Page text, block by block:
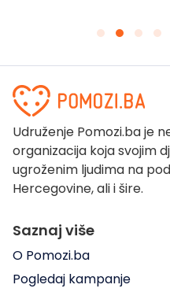
Udruženje Pomozi.ba je
organizacija koja svojim
ugroženim ljudima na
Hercegovine, ali i šire.
Saznaj više
O Pomozi.ba
Pogledaj kampanje